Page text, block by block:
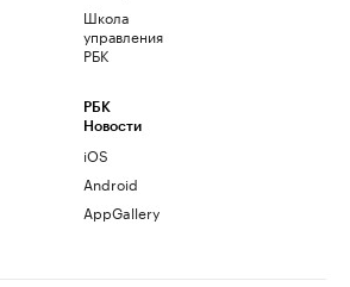
Школа
управления
РБК
РБК
Новости
iOS
Android
AppGallery